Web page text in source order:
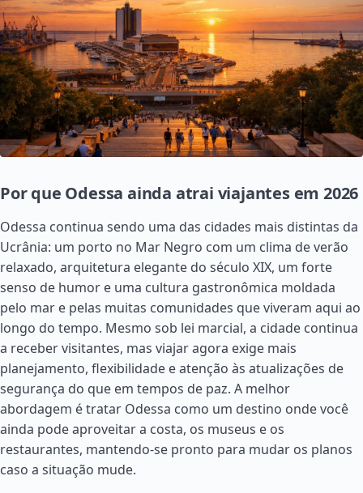
Por que Odessa ainda atrai viajantes em 2026
Odessa continua sendo uma das cidades mais distintas da
Ucrânia: um porto no Mar Negro com um clima de verão
relaxado, arquitetura elegante do século XIX, um forte
senso de humor e uma cultura gastronômica moldada
pelo mar e pelas muitas comunidades que viveram aqui ao
longo do tempo. Mesmo sob lei marcial, a cidade continua
a receber visitantes, mas viajar agora exige mais
planejamento, flexibilidade e atenção às atualizações de
segurança do que em tempos de paz. A melhor
abordagem é tratar Odessa como um destino onde você
ainda pode aproveitar a costa, os museus e os
restaurantes, mantendo-se pronto para mudar os planos
caso a situação mude.